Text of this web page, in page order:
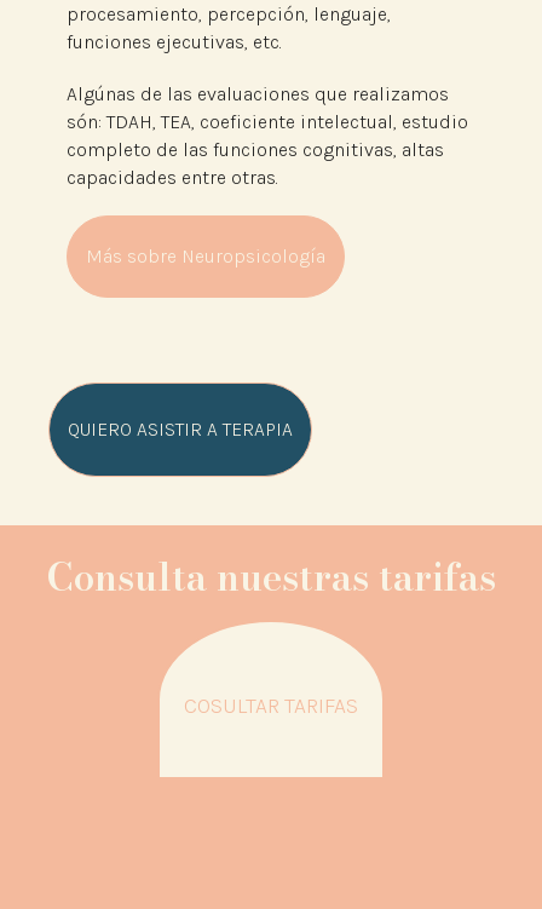
procesamiento, percepción, lenguaje,
funciones ejecutivas, etc.
Algúnas de las evaluaciones que realizamos
són: TDAH, TEA, coeficiente intelectual, estudio
completo de las funciones cognitivas, altas
capacidades entre otras.
Más sobre Neuropsicología
QUIERO ASISTIR A TERAPIA
Consulta nuestras tarifas
COSULTAR TARIFAS